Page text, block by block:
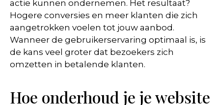
actie kunnen ondernemen. Het resultaat?
Hogere conversies en meer klanten die zich
aangetrokken voelen tot jouw aanbod.
Wanneer de gebruikerservaring optimaal is, is
de kans veel groter dat bezoekers zich
omzetten in betalende klanten.
Hoe onderhoud je je website